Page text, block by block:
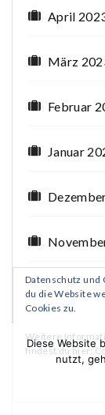
April
März
Februar
Januar
Oktober
August
Datenschutz und
du die Website
Cookies zu.
Weitere
findest du hier:
Diese Website
nutzt,